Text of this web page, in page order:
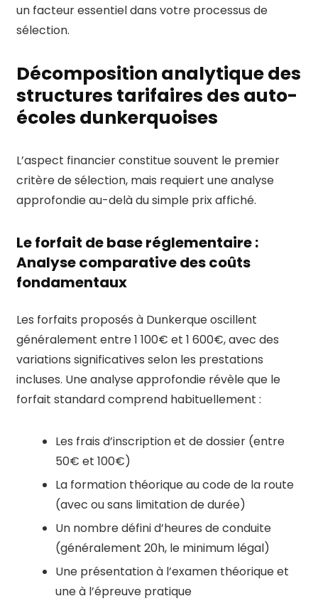
un facteur essentiel dans votre processus de
sélection.
Décomposition analytique des
structures tarifaires des auto-
écoles dunkerquoises
L’aspect financier constitue souvent le premier
critère de sélection, mais requiert une analyse
approfondie au-delà du simple prix affiché.
Le forfait de base réglementaire :
Analyse comparative des coûts
fondamentaux
Les forfaits proposés à Dunkerque oscillent
généralement entre 1 100€ et 1 600€, avec des
variations significatives selon les prestations
incluses. Une analyse approfondie révèle que le
forfait standard comprend habituellement :
Les frais d’inscription et de dossier (entre
50€ et 100€)
La formation théorique au code de la route
(avec ou sans limitation de durée)
Un nombre défini d’heures de conduite
(généralement 20h, le minimum légal)
Une présentation à l’examen théorique et
une à l’épreuve pratique